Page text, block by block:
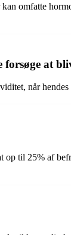
omfatte
at
når
til 25% af